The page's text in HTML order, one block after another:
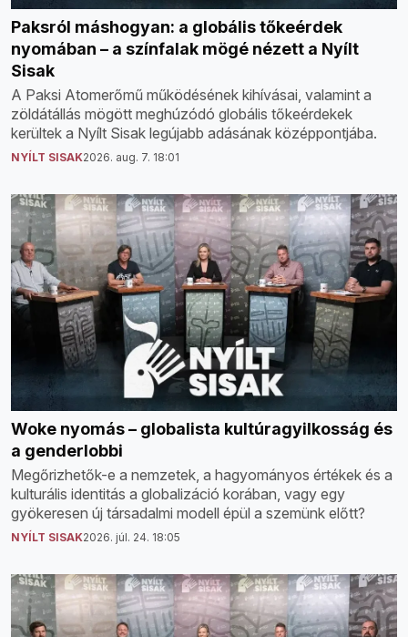
Paksról máshogyan: a globális tőkeérdek
nyomában – a színfalak mögé nézett a Nyílt
Sisak
A Paksi Atomerőmű működésének kihívásai, valamint a
zöldátállás mögött meghúzódó globális tőkeérdekek
kerültek a Nyílt Sisak legújabb adásának középpontjába.
NYÍLT SISAK2026. aug. 7. 18:01
Woke nyomás – globalista kultúragyilkosság és
a genderlobbi
Megőrizhetők-e a nemzetek, a hagyományos értékek és a
kulturális identitás a globalizáció korában, vagy egy
gyökeresen új társadalmi modell épül a szemünk előtt?
NYÍLT SISAK2026. júl. 24. 18:05